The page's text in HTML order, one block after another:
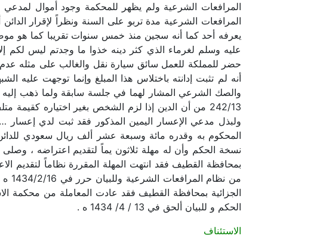
المرافعات الشرعية مدة تربو على السنة ونظراً لإقرار
عليه وسلم لغرماء الذي كثر دينه خذوا ما وجدتم ليس لكم
حضر للمملكة للعمل سائق سيارة نقل والغالب على مثله
أنه لم تثبت إدانته باختلاس هذا المبلغ وإنما توجهت
242/13 من أن الدين إذا لزم الشخص بغير اختياره
ولبذل مدعي الإعسار اليمين المذكور فقد ثبت لدي إعسار
المحكوم به وقدره مائة وسبعة عشر ألف ريال سعودي
نسخة الحكم وأن له مهلة ثلاثون يماً لتقديم اعتراضه ،
الحكم و للبيان ألحق في 13 / 4/ 1434 ه .
الاستئناف